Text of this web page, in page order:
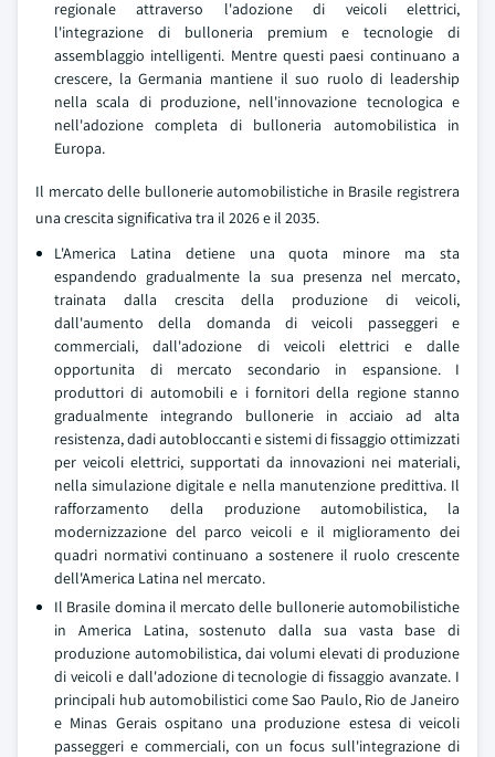
regionale attraverso l'adozione di veicoli elettrici,
l'integrazione di bulloneria premium e tecnologie di
assemblaggio intelligenti. Mentre questi paesi continuano a
crescere, la Germania mantiene il suo ruolo di leadership
nella scala di produzione, nell'innovazione tecnologica e
nell'adozione completa di bulloneria automobilistica in
Europa.
Il mercato delle bullonerie automobilistiche in Brasile registrera
una crescita significativa tra il 2026 e il 2035.
L'America Latina detiene una quota minore ma sta
espandendo gradualmente la sua presenza nel mercato,
trainata dalla crescita della produzione di veicoli,
dall'aumento della domanda di veicoli passeggeri e
commerciali, dall'adozione di veicoli elettrici e dalle
opportunita di mercato secondario in espansione. I
produttori di automobili e i fornitori della regione stanno
gradualmente integrando bullonerie in acciaio ad alta
resistenza, dadi autobloccanti e sistemi di fissaggio ottimizzati
per veicoli elettrici, supportati da innovazioni nei materiali,
nella simulazione digitale e nella manutenzione predittiva. Il
rafforzamento della produzione automobilistica, la
modernizzazione del parco veicoli e il miglioramento dei
quadri normativi continuano a sostenere il ruolo crescente
dell'America Latina nel mercato.
Il Brasile domina il mercato delle bullonerie automobilistiche
in America Latina, sostenuto dalla sua vasta base di
produzione automobilistica, dai volumi elevati di produzione
di veicoli e dall'adozione di tecnologie di fissaggio avanzate. I
principali hub automobilistici come Sao Paulo, Rio de Janeiro
e Minas Gerais ospitano una produzione estesa di veicoli
passeggeri e commerciali, con un focus sull'integrazione di